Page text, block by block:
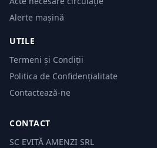
Alerte mașină
UTILE
Termeni și Condiții
Politica de Confidențialitate
Contactează-ne
CONTACT
SC EVITĂ AMENZI SRL